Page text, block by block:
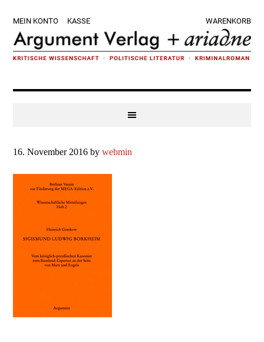
Hauptnavigation
springen
main
content
Hauptsidebar
springen
Fußzeile
springen
MEIN KONTO KASSE WARENKORB
16. November 2016 bywebmin